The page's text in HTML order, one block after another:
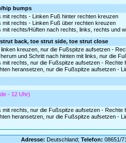
hip bumps
mit rechts - Linken Fuß hinter rechten kreuzen
mit rechts - Linken Fuß über rechten kreuzen
mit rechts/Hüften nach rechts, links, rechts und
back, toe strut side, toe strut close
kreuzen, nur die Fußspitze aufsetzen -
und Schritt nach hinten mit links, nur die
mit rechts, nur die Fußspitze aufsetzen - Rechte
heransetzen, nur die Fußspitze aufsetzen -
- 12 Uhr)
mit rechts, nur die Fußspitze aufsetzen - Rechte
heransetzen, nur die Fußspitze aufsetzen -
Adresse: Deutschland;Telefon: 08651/